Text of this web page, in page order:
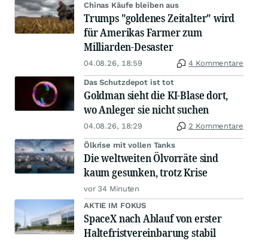
Chinas Käufe bleiben aus
Trumps "goldenes Zeitalter" wird
für Amerikas Farmer zum
Milliarden-Desaster
04.08.26, 18:59 4 Kommentare
Das Schutzdepot ist tot
Goldman sieht die KI-Blase dort,
wo Anleger sie nicht suchen
04.08.26, 18:29 2 Kommentare
Ölkrise mit vollen Tanks
Die weltweiten Ölvorräte sind
kaum gesunken, trotz Krise
vor 34 Minuten
AKTIE IM FOKUS
SpaceX nach Ablauf von erster
Haltefristvereinbarung stabil